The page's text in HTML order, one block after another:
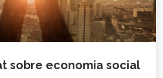
sobre economia social